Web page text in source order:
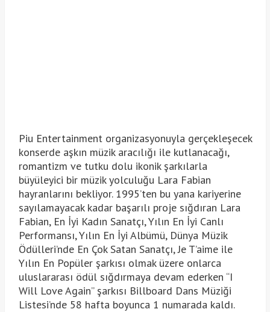
Piu Entertainment organizasyonuyla gerçekleşecek
konserde aşkın müzik aracılığı ile kutlanacağı,
romantizm ve tutku dolu ikonik şarkılarla
büyüleyici bir müzik yolculuğu Lara Fabian
hayranlarını bekliyor. 1995’ten bu yana kariyerine
sayılamayacak kadar başarılı proje sığdıran Lara
Fabian, En İyi Kadın Sanatçı, Yılın En İyi Canlı
Performansı, Yılın En İyi Albümü, Dünya Müzik
Ödülleri’nde En Çok Satan Sanatçı, Je T’aime ile
Yılın En Popüler şarkısı olmak üzere onlarca
uluslararası ödül sığdırmaya devam ederken “I
Will Love Again” şarkısı Billboard Dans Müziği
Listesi’nde 58 hafta boyunca 1 numarada kaldı.